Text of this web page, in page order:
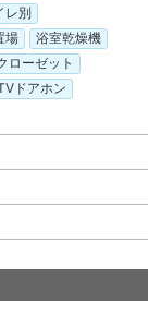
レ別
場
浴室乾燥機
ローゼット
ドアホン